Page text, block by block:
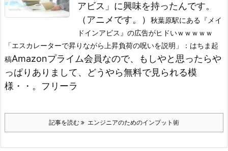
アビス」に興味を持ったんです。
（アニメです。）
秋葉原駅にある『メイ
ドインアビス』の広告がヒドいｗｗｗｗｗ
「エスカレーターで昇りながら上昇負荷の呪いを説明」：はちま起
稿Amazonプライム会員なので、もしやと思ったらや
っぱりありまして、どうやら無料で見られる模
様・・。 フリーラ
記事を読む エンジニアのためのインプット術